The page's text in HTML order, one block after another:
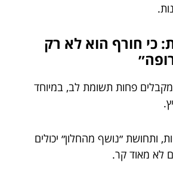
כי חורף הוא לא רק
פחות תשומת לב, במיוחד
ותחושת ״נושף מהחלון״ יכולים
לא מאוד קר.